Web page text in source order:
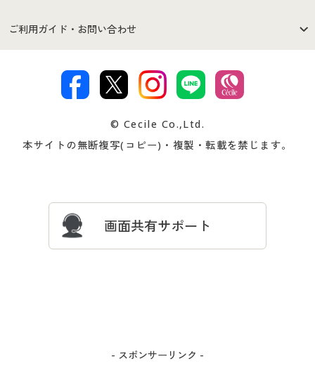
セシールご利用規約
著作権・商標について 会社案内
商品カテゴリ
プレゼント＆キャンペーン サイトマップ
ご利用ガイド・お問い合わせ
交換・返品は お支払は
ついて
忘れの場合
© Cecile Co.,Ltd.
本サイトの無断複写(コピー)・複製・転載を禁じます。
画面共有サポート
- スポンサーリンク -